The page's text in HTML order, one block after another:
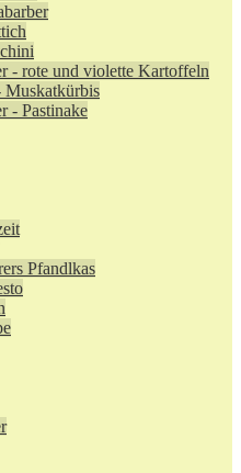
- rote und violette Kartoffeln
Muskatkürbis
- Pastinake
Pfandlkas